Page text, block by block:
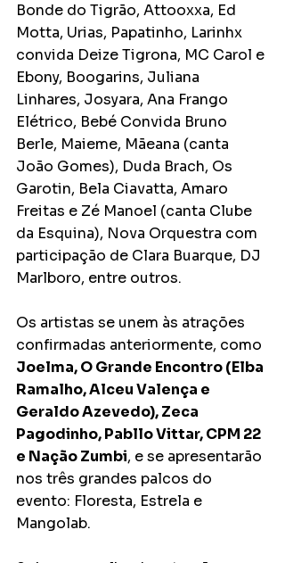
Bonde do Tigrão, Attooxxa, Ed
Motta, Urias, Papatinho, Larinhx
convida Deize Tigrona, MC Carol e
Ebony, Boogarins, Juliana
Linhares, Josyara, Ana Frango
Elétrico, Bebé Convida Bruno
Berle, Maieme, Mãeana (canta
João Gomes), Duda Brach, Os
Garotin, Bela Ciavatta, Amaro
Freitas e Zé Manoel (canta Clube
da Esquina), Nova Orquestra com
participação de Clara Buarque, DJ
Marlboro, entre outros.
Os artistas se unem às atrações
confirmadas anteriormente, como
Joelma, O Grande Encontro (Elba
Ramalho, Alceu Valença e
Geraldo Azevedo), Zeca
Pagodinho, Pabllo Vittar, CPM 22
e Nação Zumbi, e se apresentarão
nos três grandes palcos do
evento: Floresta, Estrela e
Mangolab.